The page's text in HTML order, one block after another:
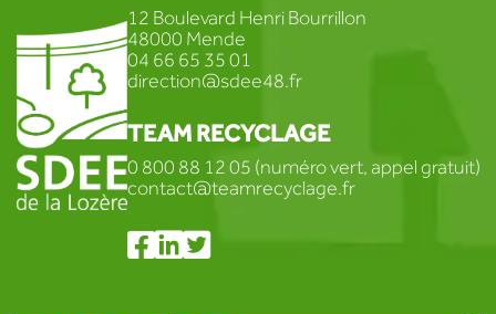
12 Boulevard Henri Bourrillon
48000 Mende
04 66 65 35 01
direction@sdee48.fr
TEAM RECYCLAGE
0 800 88 12 05 (numéro vert, appel gratuit)
contact@teamrecyclage.fr